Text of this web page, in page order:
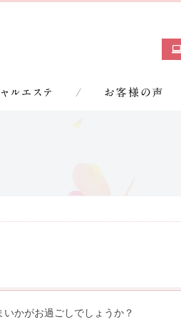
かがお過ごしでしょうか？